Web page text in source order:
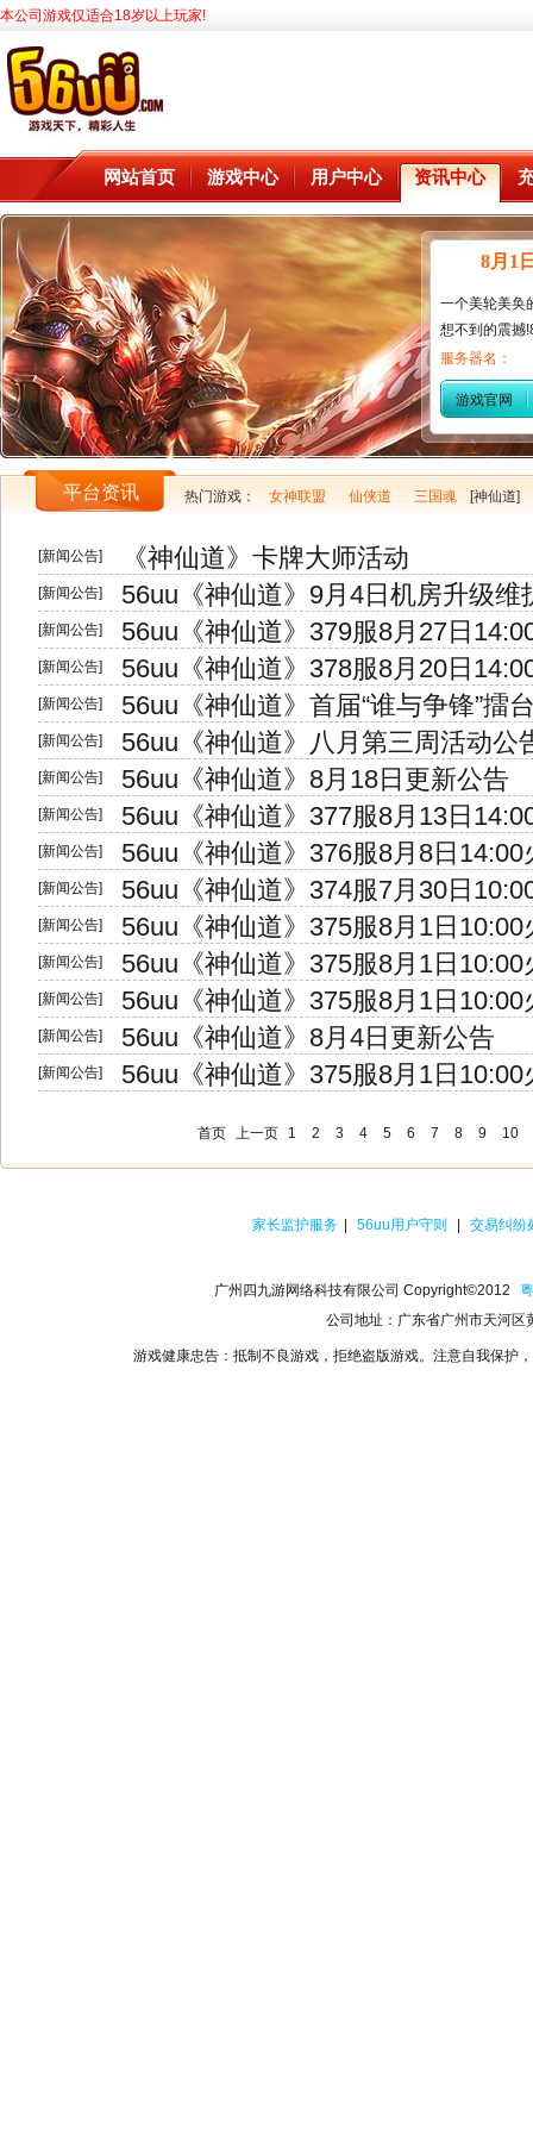
本公司游戏仅适合18岁以上玩家!
网站首页 游戏中心 用户中心 资讯中心
8月1
一个美轮美奂
想不到的震撼
服务器名：
游戏官网
平台资讯 热门游戏： 女神联盟 仙侠道 三国魂 [神仙道]
[新闻公告] 《神仙道》卡牌大师活动
[新闻公告] 56uu《神仙道》9月4日机房升级维
[新闻公告] 56uu《神仙道》379服8月27日
[新闻公告] 56uu《神仙道》378服8月20日
[新闻公告] 56uu《神仙道》首届“谁与争锋”擂
[新闻公告] 56uu《神仙道》八月第三周活动公
[新闻公告] 56uu《神仙道》8月18日更新公告
[新闻公告] 56uu《神仙道》377服8月13日
[新闻公告] 56uu《神仙道》376服8月8日14:00
[新闻公告] 56uu《神仙道》374服7月30日
[新闻公告] 56uu《神仙道》375服8月1日10:00
[新闻公告] 56uu《神仙道》375服8月1日10:00
[新闻公告] 56uu《神仙道》375服8月1日10:00
[新闻公告] 56uu《神仙道》8月4日更新公告
[新闻公告] 56uu《神仙道》375服8月1日10:00
首页 上一页 1 2 3 4 5 6 7 8 9 10
家长监护服务 56uu用户守则 交易纠纷
广州四九游网络科技有限公司 Copyright©2012
公司地址：广东省广州市天河
游戏健康忠告：抵制不良游戏，拒绝盗版游戏。注意自我保护